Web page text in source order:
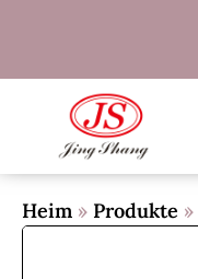
Heim » Produkte »